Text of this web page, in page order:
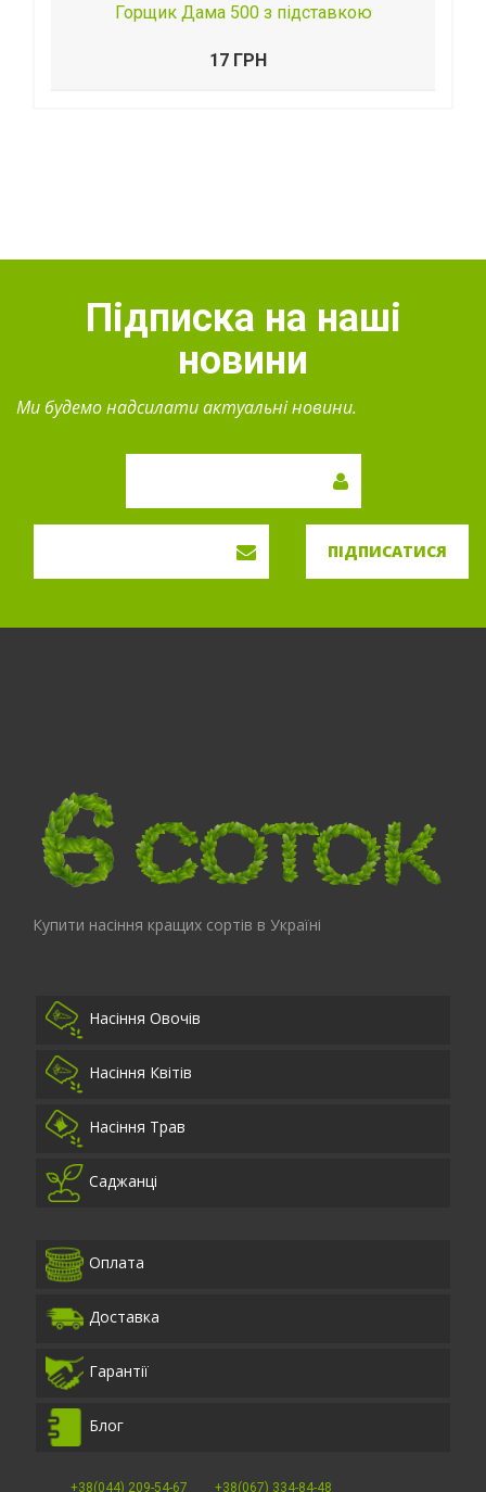
Горщик Дама 500 з підставкою
17 ГРН
Підписка на наші
новини
Ми будемо надсилати актуальні новини.
ПІДПИСАТИСЯ
Купити насіння кращих сортів в Україні
Насіння Овочів
Насіння Квітів
Насіння Трав
Саджанці
Оплата
Доставка
Гарантії
Блог
+38(044) 209-54-67 +38(067) 334-84-48